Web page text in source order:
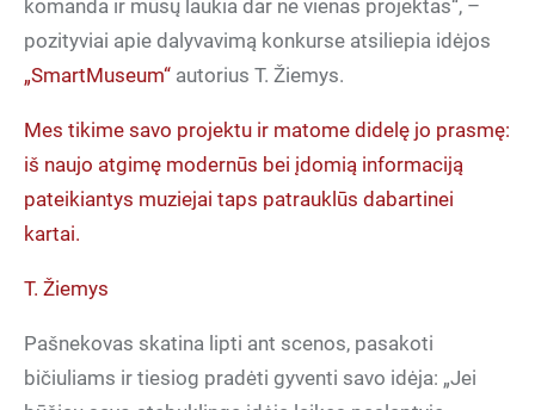
komanda ir mūsų laukia dar ne vienas projektas“, –
pozityviai apie dalyvavimą konkurse atsiliepia idėjos
„SmartMuseum“ autorius T. Žiemys.
Mes tikime savo projektu ir matome didelę jo prasmę:
iš naujo atgimę modernūs bei įdomią informaciją
pateikiantys muziejai taps patrauklūs dabartinei
kartai.
T. Žiemys
Pašnekovas skatina lipti ant scenos, pasakoti
bičiuliams ir tiesiog pradėti gyventi savo idėja: „Jei